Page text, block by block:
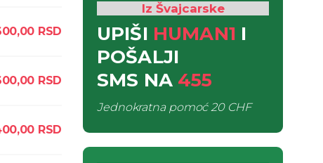
RSD
RSD
RSD
Iz Švajcarske
UPIŠI HUMAN1 I
POŠALJI
SMS NA 455
Jednokratna pomoć20 CHF